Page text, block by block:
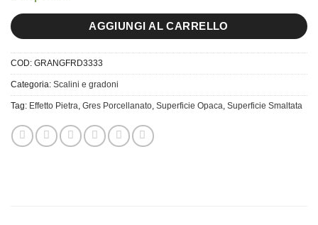
AGGIUNGI AL CARRELLO
COD: GRANGFRD3333
Categoria: Scalini e gradoni
Tag: Effetto Pietra, Gres Porcellanato, Superficie Opaca, Superficie Smaltata